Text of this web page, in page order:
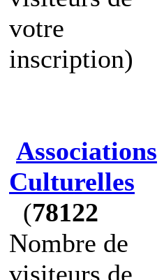
votre
inscription)
Associations
Culturelles
(78122
Nombre de
visiteurs de